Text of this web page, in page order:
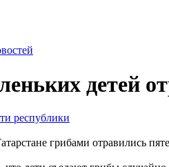
детей
республики
грибами отравились